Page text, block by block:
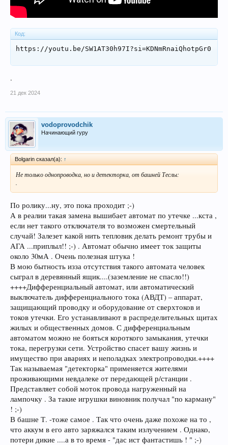
Код:
https://youtu.be/SW1AT30h97I?si=KDNmRnaiQhotpGr0
.
21 дек 2024
vodoprovodchik
Начинающий гуру
Bolgarin сказал(а): ↑
Не только однопроводка, но и детекторка, от башней Теслы:
.
По ролику...ну, это пока проходит ;-)
А в реалии такая замена вышибает автомат по утечке ...кста ,
если нет такого отключателя то возможен смертельный
случай! Залезет какой нить тепловик делать ремонт трубы и
АГА ...приплыл!! ;-) . Автомат обычно имеет ток защиты
около 30мА . Очень полезная штука !
В мою бытность изза отсутствия такого автомата человек
сыграл в деревянный ящик....(заземление не спасло!!)
++++Дифференциальный автомат, или автоматический
выключатель дифференциального тока (АВДТ) – аппарат,
защищающий проводку и оборудование от сверхтоков и
токов утечки. Его устанавливают в распределительных щитах
жилых и общественных домов. С дифференциальным
автоматом можно не бояться короткого замыкания, утечки
тока, перегрузки сети. Устройство спасет вашу жизнь и
имущество при авариях и неполадках электропроводки.++++
Так называемая "детекторка" применяется жителями
проживающими невдалеке от передающей р/станции .
Представляет собой моток провода нагруженный на
лампочку . За такие игрушки виновник получал "по карману"
! ;-)
В башне Т. -тоже самое . Так что очень даже похоже на то ,
что аккум в его авто заряжался таким излучением . Однако,
потери дикие ....а в то время - "дас ист фантастишь ! " ;-)